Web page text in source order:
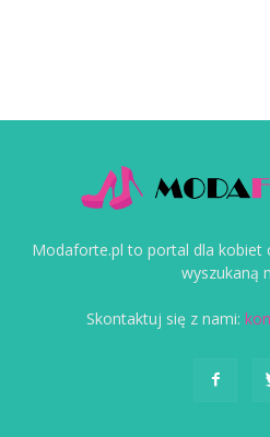
Modaforte.pl to portal dla kobiet
wyszukaną
Skontaktuj się z nami: